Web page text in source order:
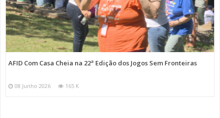
AFID Com Casa Cheia na 22ª Edição dos Jogos Sem Fronteiras
08 Junho 2026 165 K